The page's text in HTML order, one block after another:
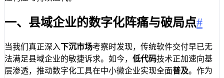
一、县域企业的数字化阵痛与破局点#
当我们真正深入下沉市场考察时发现，传统软件交付早已无
法满足县域企业的敏捷诉求。如今， 低代码技术正加速向基
层渗透，推动数字化工具在中小微企业实现全面普及。作为